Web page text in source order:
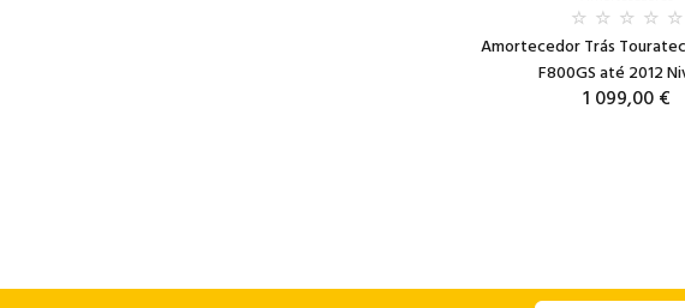
Amortecedor Trás
F800GS até 2012
1 099,00 €